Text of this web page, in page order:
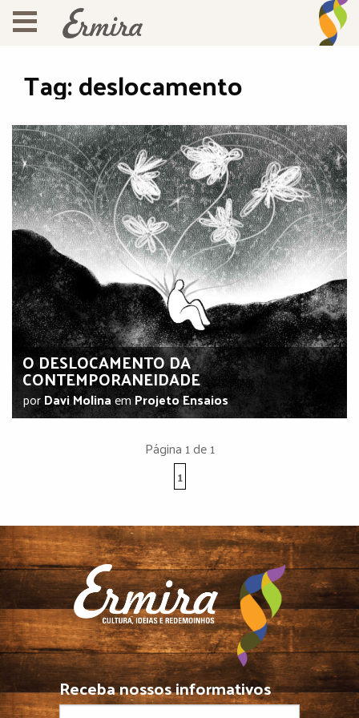
Tag:deslocamento
O DESLOCAMENTO DA
CONTEMPORANEIDADE
porDavi MolinaemProjeto Ensaios
Página 1 de 1
1
Receba nossos informativos